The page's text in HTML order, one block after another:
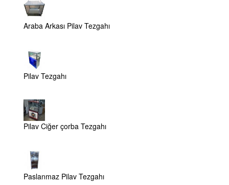
Araba Arkası Pilav Tezgahı
Pilav Tezgahı
Pilav Ciğer çorba Tezgahı
Paslanmaz Pilav Tezgahı